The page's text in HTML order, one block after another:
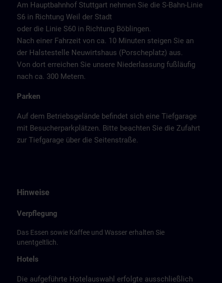
Am Hauptbahnhof Stuttgart nehmen Sie die S-Bahn-Linie
S6 in Richtung Weil der Stadt
oder die Linie S60 in Richtung Böblingen.
Nach einer Fahrzeit von ca. 10 Minuten steigen Sie an
der Halstestelle Neuwirtshaus (Porscheplatz) aus.
Von dort erreichen Sie unsere Niederlassung fußläufig
nach ca. 300 Metern.
Parken
Auf dem Betriebsgelände befindet sich eine Tiefgarage
mit Besucherparkplätzen. Bitte beachten Sie die Zufahrt
zur Tiefgarage über die Seitenstraße.
Hinweise
Verpflegung
Das Essen sowie Kaffee und Wasser erhalten Sie
unentgeltlich.
Hotels
Die aufgeführte Hotelauswahl erfolgte ausschließlich